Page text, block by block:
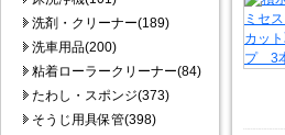
洗剤・クリーナー(189)
洗車用品(200)
粘着ローラークリーナー(84)
たわし・スポンジ(373)
そうじ用具保管(398)